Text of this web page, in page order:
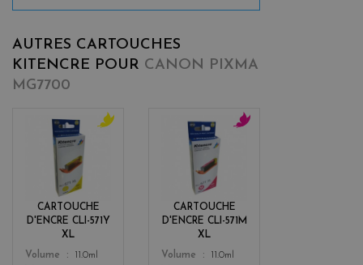
AUTRES CARTOUCHES
KITENCRE POUR CANON PIXMA
MG7700
CARTOUCHE
D'ENCRE CLI-571Y
XL
Color
o
w
Volume
11.0ml
CARTOUCHE
D'ENCRE CLI-571M
XL
Color
n
t
Volume
11.0ml